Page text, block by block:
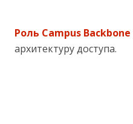
Роль Campus Backbone
архитектуру доступа.